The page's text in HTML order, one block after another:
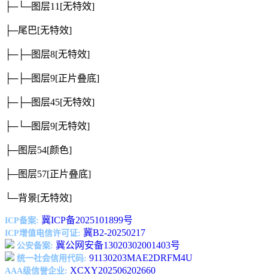
├─└─图层11 [无特效]
├─尾巴[无特效]
├─├─图层8[无特效]
├─├─图层9[正片叠底]
├─├─图层45[无特效]
├─└─图层9[无特效]
├─图层54[颜色]
├─图层57[正片叠底]
└─背景[无特效]
ICP备案: 冀ICP备2025101899号
ICP增值电信许可证: 冀B2-20250217
公安备案: 冀公网安备13020302001403号
统一社会信用代码: 91130203MAE2DRFM4U
AAA级信誉企业: XCXY202506202660